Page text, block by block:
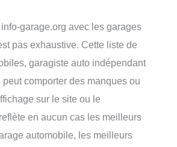
garage.org avec les garages
pas exhaustive. Cette liste de
garagiste auto indépendant
comporter des manques ou
sur le site ou le
en aucun cas les meilleurs
automobile, les meilleurs